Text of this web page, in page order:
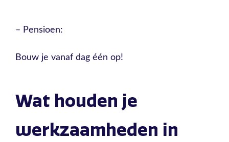
– Pensioen:
Bouw je vanaf dag één op!
Wat houden je
werkzaamheden in